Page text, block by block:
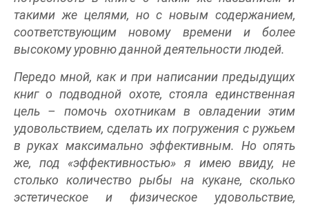
такими же целями, но с новым содержанием,
соответствующим новому времени и более
высокому уровню данной деятельности людей.
Передо мной, как и при написании предыдущих
книг о подводной охоте, стояла единственная
цель – помочь охотникам в овладении этим
удовольствием, сделать их погружения с ружьем
в руках максимально эффективным. Но опять
же, под «эффективностью» я имею ввиду, не
столько количество рыбы на кукане, сколько
эстетическое и физическое удовольствие,